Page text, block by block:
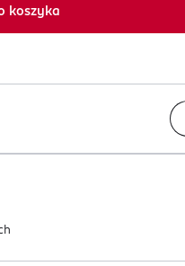
koszyka